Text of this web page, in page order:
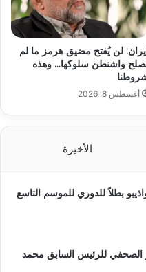
لن يُفتح مضيق هرمز ما لم
واشنطن سلوكها… وهذه
أغسطس 8, 2026
الأخيرة
بطلاً للدوري للموسم التاسع
الصحفي للرئيس السابق محمد